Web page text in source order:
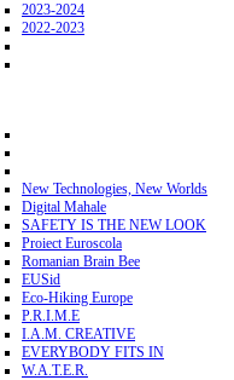
2023-2024
2022-2023
New Technologies, New Worlds
Digital Mahale
SAFETY IS THE NEW LOOK
Proiect Euroscola
Romanian Brain Bee
EUSid
Eco-Hiking Europe
P.R.I.M.E
I.A.M. CREATIVE
EVERYBODY FITS IN
W.A.T.E.R.